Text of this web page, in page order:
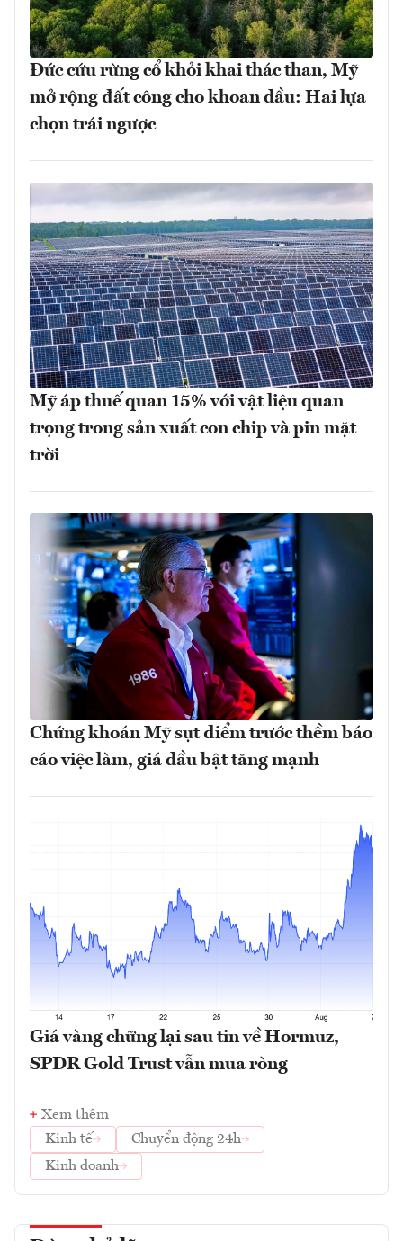
Đức cứu rừng cổ khỏi khai thác than, Mỹ
mở rộng đất công cho khoan dầu: Hai lựa
chọn trái ngược
Mỹ áp thuế quan 15% với vật liệu quan
trọng trong sản xuất con chip và pin mặt
trời
Chứng khoán Mỹ sụt điểm trước thềm báo
cáo việc làm, giá dầu bật tăng mạnh
Giá vàng chững lại sau tin về Hormuz,
SPDR Gold Trust vẫn mua ròng
Xem thêm
Kinh tế
Chuyển động 24h
Kinh doanh